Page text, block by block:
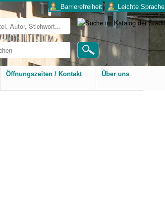
___Barrierefreiheit ___Leichte Sprache
Öffnungszeiten / Kontakt Über uns